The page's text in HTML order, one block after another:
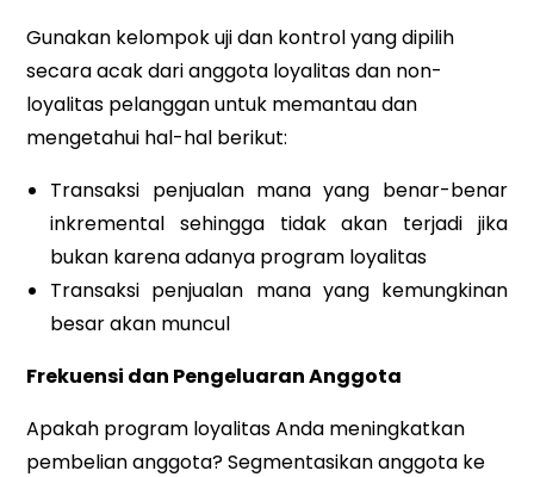
Gunakan kelompok uji dan kontrol yang dipilih
secara acak dari anggota loyalitas dan non-
loyalitas pelanggan untuk memantau dan
mengetahui hal-hal berikut:
Transaksi penjualan mana yang benar-benar
inkremental sehingga tidak akan terjadi jika
bukan karena adanya program loyalitas
Transaksi penjualan mana yang kemungkinan
besar akan muncul
Frekuensi dan Pengeluaran Anggota
Apakah program loyalitas Anda meningkatkan
pembelian anggota? Segmentasikan anggota ke